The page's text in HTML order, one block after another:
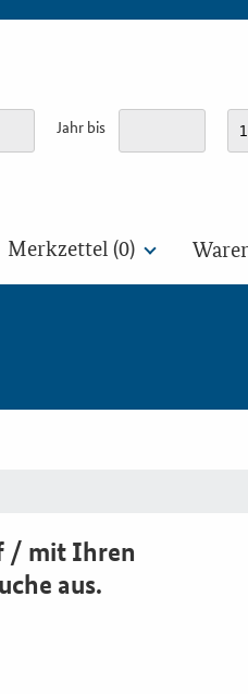
Jahr bis
Merkzettel (0)
/ mit Ihren
aus.